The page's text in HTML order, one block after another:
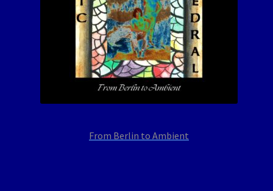
From Berlin to Ambient